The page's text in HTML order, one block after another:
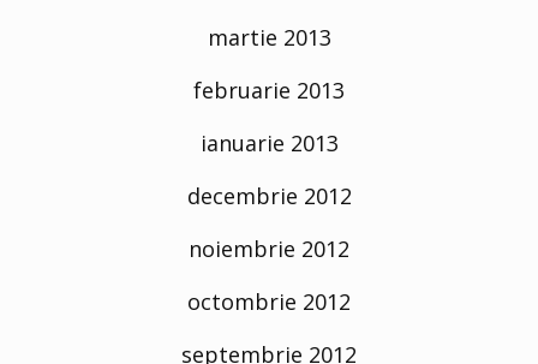
martie 2013
februarie 2013
ianuarie 2013
decembrie 2012
noiembrie 2012
octombrie 2012
septembrie 2012